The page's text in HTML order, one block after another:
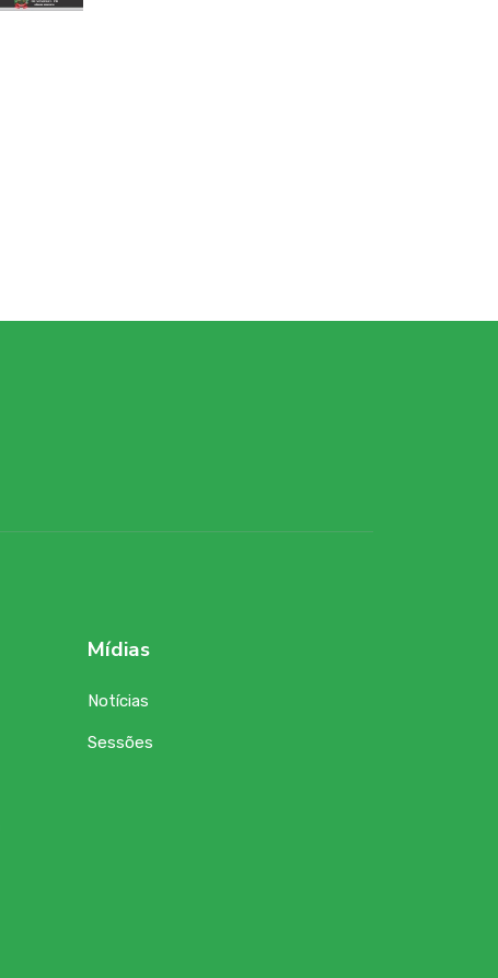
Mídias
Notícias
Sessões